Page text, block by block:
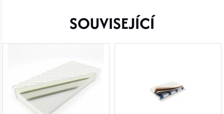
SOUVISEJÍCÍ